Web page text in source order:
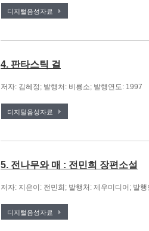
디지털음성자료
4. 판타스틱 걸
저자: 김혜정; 발행처: 비룡소; 발행연도: 1997
디지털음성자료
5. 전나무와 매 : 전민희 장편소설
저자: 지은이: 전민희; 발행처: 제우미디어; 발
디지털음성자료